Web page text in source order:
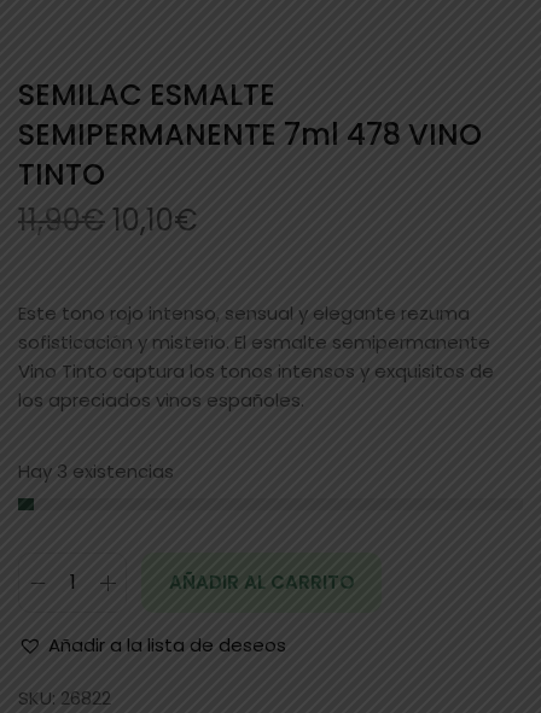
SEMILAC ESMALTE
SEMIPERMANENTE 7ml 478 VINO
TINTO
11,90€10,10€
Este tono rojo intenso, sensual y elegante rezuma
sofisticación y misterio. El esmalte semipermanente
Vino Tinto captura los tonos intensos y exquisitos de
los apreciados vinos españoles.
Hay 3 existencias
AÑADIR AL CARRITO
Añadir a la lista de deseos
SKU: 26822